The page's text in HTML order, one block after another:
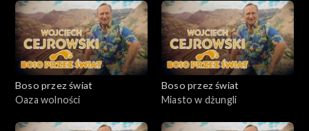
Boso przez świat
Oaza wolności
Boso przez świat
Miasto w dżungli